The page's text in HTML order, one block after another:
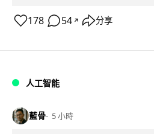
178 54 ↗ 分享
人工智能
藍骨 5 小時